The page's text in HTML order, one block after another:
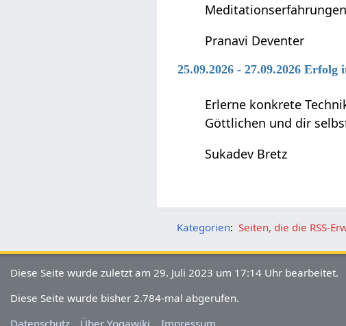
Pranavi Deventer
25.09.2026 - 27.09.2026
Erlerne konkrete
Göttlichen und dir
Sukadev Bretz
Kategorien: Seiten, die die RSS-
Diese Seite wurde zuletzt am 29. Juli 2023 um 17:14 Uhr bearbeitet.
Diese Seite wurde bisher 2.784-mal abgerufen.